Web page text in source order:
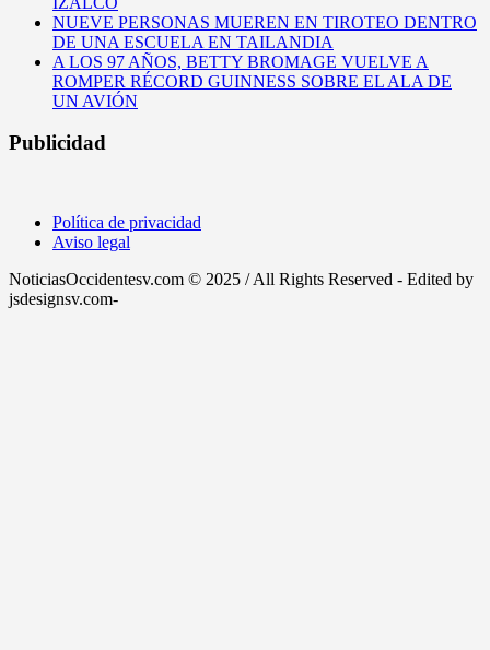
NUEVE PERSONAS MUEREN EN TIROTEO DENTRO
DE UNA ESCUELA EN TAILANDIA
A LOS 97 AÑOS, BETTY BROMAGE VUELVE A
ROMPER RÉCORD GUINNESS SOBRE EL ALA DE
UN AVIÓN
Publicidad
Política de privacidad
Aviso legal
NoticiasOccidentesv.com © 2025 / All Rights Reserved - Edited by
jsdesignsv.com-